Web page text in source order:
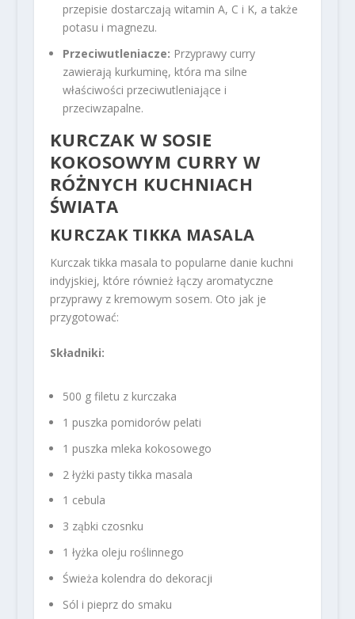
przepisie dostarczają witamin A, C i K, a także
potasu i magnezu.
Przeciwutleniacze: Przyprawy curry
zawierają kurkuminę, która ma silne
właściwości przeciwutleniające i
przeciwzapalne.
KURCZAK W SOSIE
KOKOSOWYM CURRY W
RÓŻNYCH KUCHNIACH
ŚWIATA
KURCZAK TIKKA MASALA
Kurczak tikka masala to popularne danie kuchni
indyjskiej, które również łączy aromatyczne
przyprawy z kremowym sosem. Oto jak je
przygotować:
Składniki:
500 g filetu z kurczaka
1 puszka pomidorów pelati
1 puszka mleka kokosowego
2 łyżki pasty tikka masala
1 cebula
3 ząbki czosnku
1 łyżka oleju roślinnego
Świeża kolendra do dekoracji
Sól i pieprz do smaku